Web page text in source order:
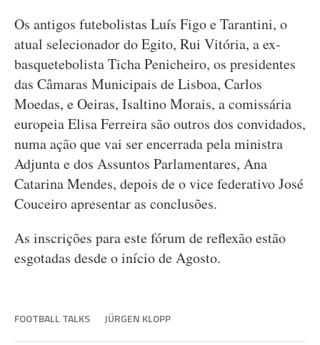
Os antigos futebolistas Luís Figo e Tarantini, o
atual selecionador do Egito, Rui Vitória, a ex-
basquetebolista Ticha Penicheiro, os presidentes
das Câmaras Municipais de Lisboa, Carlos
Moedas, e Oeiras, Isaltino Morais, a comissária
europeia Elisa Ferreira são outros dos convidados,
numa ação que vai ser encerrada pela ministra
Adjunta e dos Assuntos Parlamentares, Ana
Catarina Mendes, depois de o vice federativo José
Couceiro apresentar as conclusões.
As inscrições para este fórum de reflexão estão
esgotadas desde o início de Agosto.
FOOTBALL TALKS JÜRGEN KLOPP